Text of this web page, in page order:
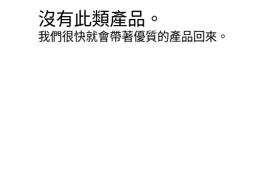
沒有此類產品。
我們很快就會帶著優質的產品回來。